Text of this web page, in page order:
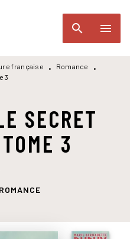
search menu
française • Romance
•
3
SECRET
3
ROMANCE